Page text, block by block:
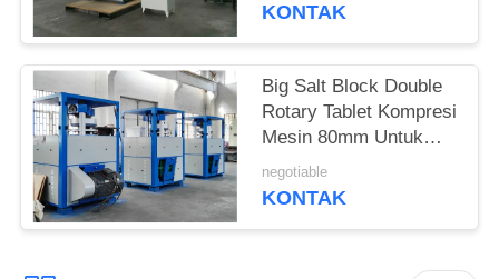
KONTAK
Big Salt Block Double
Rotary Tablet Kompresi
Mesin 80mm Untuk
Kalsium Hipoklorit
negotiable
KONTAK